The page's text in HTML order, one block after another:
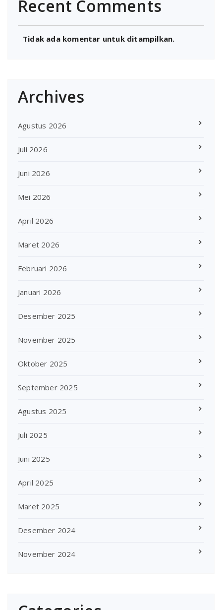
Recent Comments
Tidak ada komentar untuk ditampilkan.
Archives
Agustus 2026
Juli 2026
Juni 2026
Mei 2026
April 2026
Maret 2026
Februari 2026
Januari 2026
Desember 2025
November 2025
Oktober 2025
September 2025
Agustus 2025
Juli 2025
Juni 2025
April 2025
Maret 2025
Desember 2024
November 2024